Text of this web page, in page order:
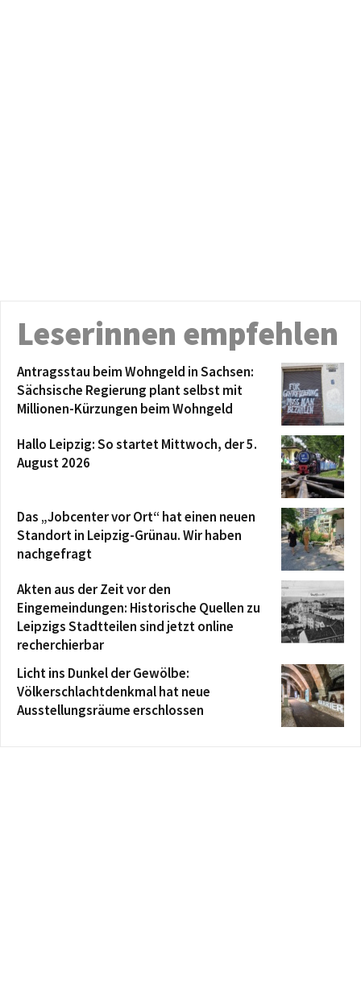
Leserinnen empfehlen
Antragsstau beim Wohngeld in Sachsen:
Sächsische Regierung plant selbst mit
Millionen-Kürzungen beim Wohngeld
Hallo Leipzig: So startet Mittwoch, der 5.
August 2026
Das „Jobcenter vor Ort“ hat einen neuen
Standort in Leipzig-Grünau. Wir haben
nachgefragt
Akten aus der Zeit vor den
Eingemeindungen: Historische Quellen zu
Leipzigs Stadtteilen sind jetzt online
recherchierbar
Licht ins Dunkel der Gewölbe:
Völkerschlachtdenkmal hat neue
Ausstellungsräume erschlossen